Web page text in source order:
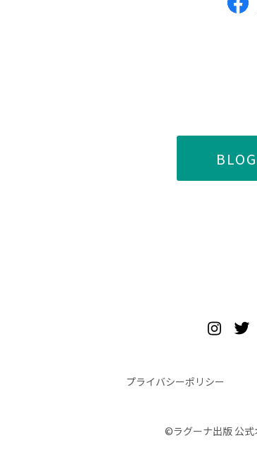
プライバシーポリシー
©︎ラグーナ出版 公